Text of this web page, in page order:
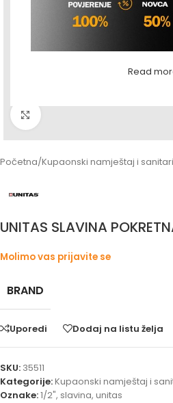
Read
Povećaj sliku
Početna/Kupaonski namještaj i
UNITAS SLAVINA
Molimo vas prijavite se
BRAND
Uporedi Dodaj na listu želja
SKU: 35511
Kategorije:Kupaonski namještaj i
Oznake:1/2", slavina, unitas